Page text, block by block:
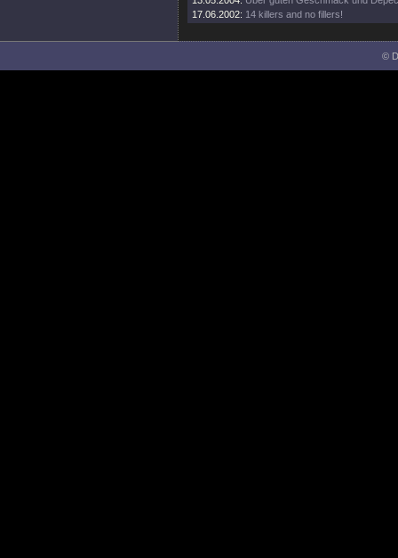
17.06.2002: 14 killers and no fillers!
©